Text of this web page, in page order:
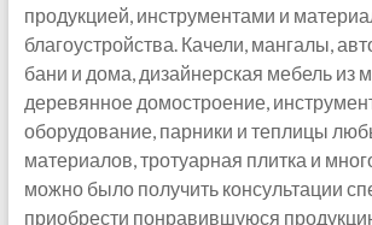
продукцией, инструментами и
благоустройства. Качели, мангалы,
бани и дома, дизайнерская мебель из
деревянное домостроение,
оборудование, парники и теплицы
материалов, тротуарная плитка и
можно было получить консультации
приобрести понравившуюся